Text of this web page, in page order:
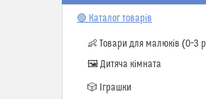
🟢 Каталог товарів
👶 Товари для малюків (0–3
🖼️ Дитяча кімната
🎲 Іграшки